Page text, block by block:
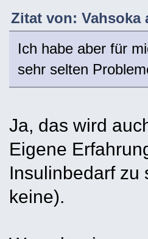
Zitat von: Vahsoka
Ich habe aber für
sehr selten
Ja, das wird
Eigene
Insulinbedarf zu
keine).